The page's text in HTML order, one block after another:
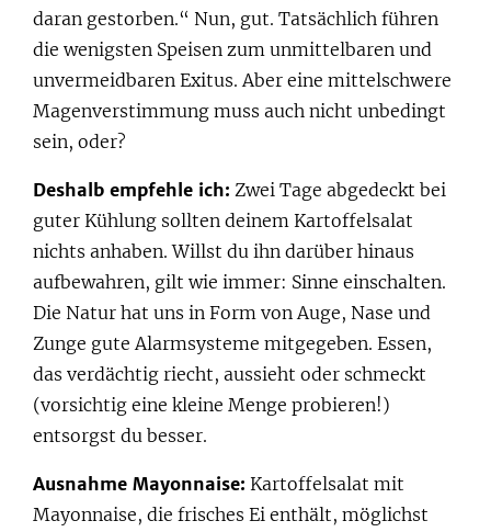
daran gestorben.“ Nun, gut. Tatsächlich führen
die wenigsten Speisen zum unmittelbaren und
unvermeidbaren Exitus. Aber eine mittelschwere
Magenverstimmung muss auch nicht unbedingt
sein, oder?
Deshalb empfehle ich: Zwei Tage abgedeckt bei
guter Kühlung sollten deinem Kartoffelsalat
nichts anhaben. Willst du ihn darüber hinaus
aufbewahren, gilt wie immer: Sinne einschalten.
Die Natur hat uns in Form von Auge, Nase und
Zunge gute Alarmsysteme mitgegeben. Essen,
das verdächtig riecht, aussieht oder schmeckt
(vorsichtig eine kleine Menge probieren!)
entsorgst du besser.
Ausnahme Mayonnaise: Kartoffelsalat mit
Mayonnaise, die frisches Ei enthält, möglichst